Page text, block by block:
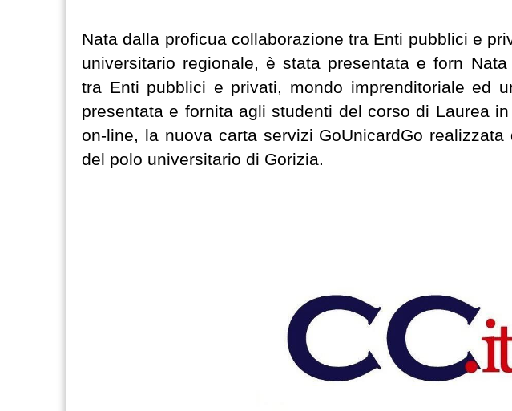
Nata dalla proficua collaborazione tra Enti pubblici e
universitario regionale, è stata presentata e forn
tra Enti pubblici e privati, mondo imprenditoriale ed
presentata e fornita agli studenti del corso di Laurea
on-line, la nuova carta servizi GoUnicardGo
del polo universitario di Gorizia.